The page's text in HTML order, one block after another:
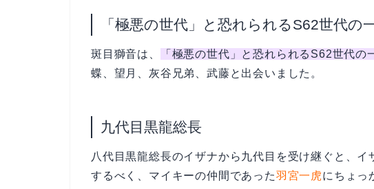
「極悪の世代」と恐れられるS62世代の
斑目獅音は、 「極悪の世代」と恐れられるS62世代の
蝶、望月、灰谷兄弟、武藤と出会いました。
九代目黒龍総長
八代目黒龍総長のイザナから九代目を受け継ぐと、
するべく、マイキーの仲間であった羽宮一虎にちょっ